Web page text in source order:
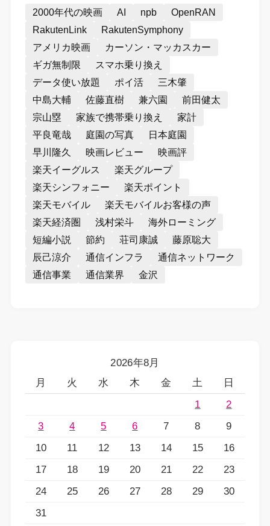
2000年代の映画 AI npb
OpenRAN
RakutenLink
RakutenSymphony
アメリカ映画
カーソン・マッカスカー
ギガ無制限
スマホ乗り換え
データ使い放題
ポイ活
三木肇
中島大輔
佐藤直樹 兼六園
前田健太
宗山塁
家族で携帯乗り換え
家計
平良竜哉
庭園の写真
日本庭園
早川隆久
映画レビュー
映画評
楽天イーグルス
楽天グループ
楽天シンフォニー
楽天ポイント
楽天モバイル
楽天モバイルお客様の声
楽天経済圏
浅村栄斗
海外ローミング
短編小説
節約 荘司康誠
藤原聡大
辰己涼介
通信インフラ
通信ネットワーク
通信事業
通信業界 金沢
2026年8月
月
火 水 木 金 土
日
1
2
3
4 5 6 7 8
9
10
11 12 13 14 15
16
17
18 19 20 21 22
23
24
25 26 27 28 29
30
31